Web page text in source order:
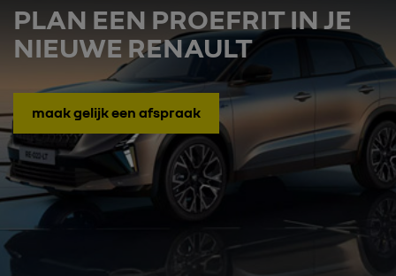
PLAN EEN PROEFRIT IN JE
NIEUWE RENAULT
maak gelijk een afspraak